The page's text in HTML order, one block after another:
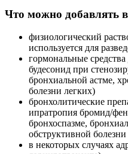
Что можно добавлять в
физиологический
используется для
гормональные
будесонид при
бронхиальной астме,
болезни легких)
бронхолитические
ипратропия бромид/
бронхоспазме,
обструктивной
в некоторых случаях